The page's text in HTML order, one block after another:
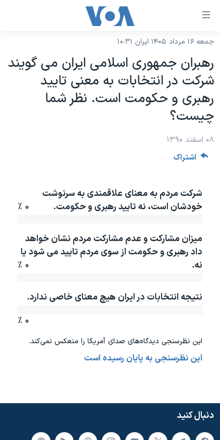
لینکهای
دسترسی
جهش
محتوای
اصلی
جهش
صفحه
اصلی
جستجو
نسخه سبک وب‌سایت
موضوع ها
ایران
آمریکا
جهان
ورزشی
ویژه برنامه‌ها
ویدیوها
حقوق شهروندی
اقتصادی
اسرائیل در جنگ
برنامه های تلویزیونی
جدول برنامه ها
صفحه‌های ویژه
جام جهانی ۲۰۲۶
۲۵۰سالگی آمریکا
بایگانی برنامه‌های تلویزیونی
انتخابات ریاست جمهوری آمریکا ۲۰۲۴
حمله جمهوری اسلامی به اسرائیل
ورزش زنان در ایران
تریبونال مردمی آبان ۹۸
فرکانس‌های صدای آمریکا
یادگیری زبان انگلیسی
زبانهای مختلف
جمعه ۱۶ مرداد ۱۴۰۵ ایران ۱۰:۳۱
رهبران جمهوری اسلامی ایران می گویند
شرکت در انتخابات به معنی تایید
رهبری و حکومت است. نظر شما
چیست؟
۰۸ اسفند ۱۳۹۰
اشتراک
شرکت مردم به معنای علاقمندی به سرنوشت
خودشان است، نه تایید رهبری و حکومت.
۰ ٪
میزان مشارکت و عدم مشارکت مردم نشان خواهد
داد رهبری و حکومت از سوی مردم تایید می شود یا
نه.
۰ ٪
نتیجه انتخابات در ایران هیچ معنای خاصی ندارد.
۰ ٪
این نظرسنجی دیدگاه‌های صدای آمريکا را منعکس نمی‌کند.
این نظرسنجی به پایان رسیده است
دنبال کنید